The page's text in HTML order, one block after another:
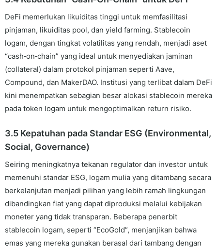
DeFi memerlukan likuiditas tinggi untuk memfasilitasi
pinjaman, likuiditas pool, dan yield farming. Stablecoin
logam, dengan tingkat volatilitas yang rendah, menjadi aset
“cash‑on‑chain” yang ideal untuk menyediakan jaminan
(collateral) dalam protokol pinjaman seperti Aave,
Compound, dan MakerDAO. Institusi yang terlibat dalam DeFi
kini menempatkan sebagian besar alokasi stablecoin mereka
pada token logam untuk mengoptimalkan return risiko.
3.5 Kepatuhan pada Standar ESG (Environmental,
Social, Governance)
Seiring meningkatnya tekanan regulator dan investor untuk
memenuhi standar ESG, logam mulia yang ditambang secara
berkelanjutan menjadi pilihan yang lebih ramah lingkungan
dibandingkan fiat yang dapat diproduksi melalui kebijakan
moneter yang tidak transparan. Beberapa penerbit
stablecoin logam, seperti “EcoGold”, menjanjikan bahwa
emas yang mereka gunakan berasal dari tambang dengan